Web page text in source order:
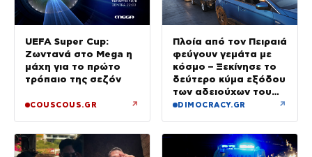
UEFA Super Cup:
Ζωντανά στο Mega η
μάχη για το πρώτο
τρόπαιο της σεζόν
COUSCOUS.GR ↗
Πλοία από τον Πειραιά
φεύγουν γεμάτα με
κόσμο – Ξεκίνησε το
δεύτερο κύμα εξόδου
των αδειούχων του
Αυγούστου
DIMOCRACY.GR ↗